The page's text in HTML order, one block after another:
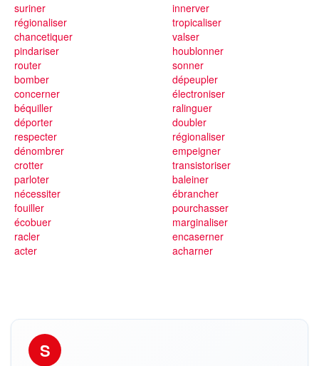
suriner
régionaliser
chancetiquer
pindariser
router
bomber
concerner
béquiller
déporter
innerver
tropicaliser
valser
houblonner
sonner
dépeupler
électroniser
ralinguer
doubler
respecter
dénombrer
crotter
parloter
nécessiter
fouiller
écobuer
racler
acter
régionaliser
empeigner
transistoriser
baleiner
ébrancher
pourchasser
marginaliser
encaserner
acharner
S